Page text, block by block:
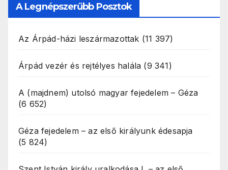
A Legnépszerűbb Posztok
Az Árpád-házi leszármazottak (11 397)
Árpád vezér és rejtélyes halála (9 341)
A (majdnem) utolsó magyar fejedelem – Géza
(6 652)
Géza fejedelem – az első királyunk édesapja
(5 824)